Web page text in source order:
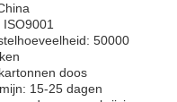
50000
doos
15-25 dagen